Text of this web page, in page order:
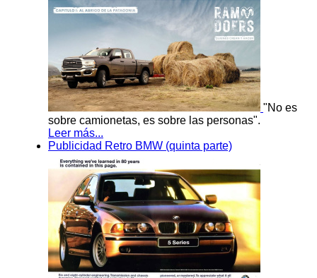
"No es
sobre camionetas, es sobre las personas".
Leer más...
Publicidad Retro BMW (quinta parte)